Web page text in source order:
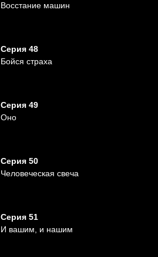
Восстание машин
Серия 48
Бойся страха
Серия 49
Оно
Серия 50
Человеческая свеча
Серия 51
И вашим, и нашим